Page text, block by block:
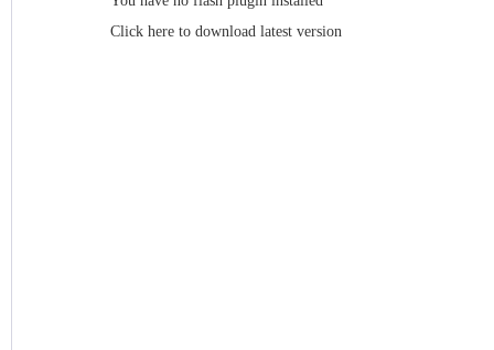
Click here to download latest version